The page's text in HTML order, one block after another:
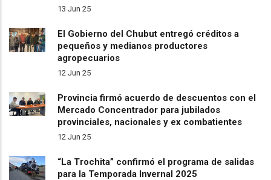
13 Jun 25
El Gobierno del Chubut entregó créditos a
pequeños y medianos productores
agropecuarios
12 Jun 25
Provincia firmó acuerdo de descuentos con el
Mercado Concentrador para jubilados
provinciales, nacionales y ex combatientes
12 Jun 25
“La Trochita” confirmó el programa de salidas
para la Temporada Invernal 2025